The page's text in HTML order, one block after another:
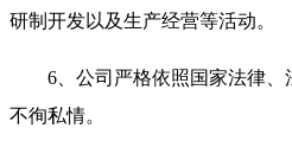
研制开发以及生产经营等活动。
6、公司严格依照国家法律、
不徇私情。